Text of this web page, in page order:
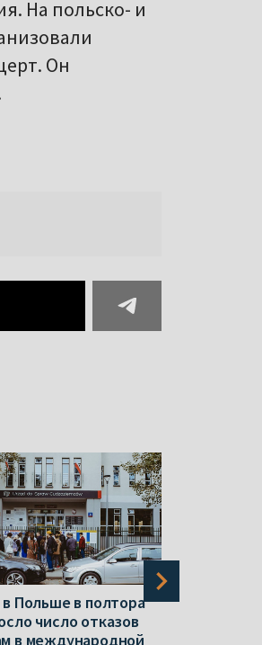
На польско- и
Он
Польше в полтора
число отказов
в международной